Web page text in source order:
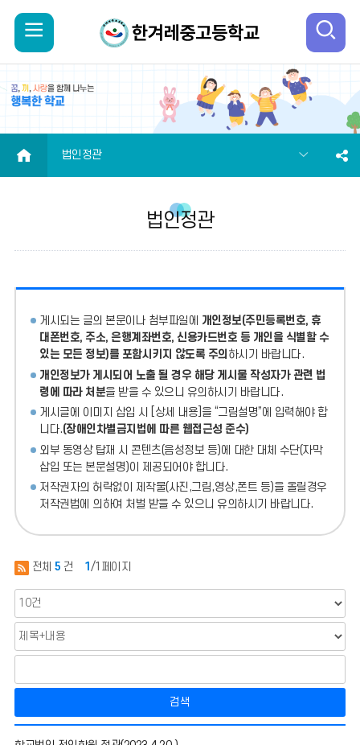
바
일
메
뉴
색
열
기
HOME 법인정관
법인정관
게시되는 글의 본문이나 첨부파일에 개인정보(주민등록번호, 휴
대폰번호, 주소, 은행계좌번호, 신용카드번호 등 개인을 식별할 수
있는 모든 정보)를 포함시키지 않도록 주의 하시기 바랍니다.
개인정보가 게시되어 노출 될 경우 해당 게시물 작성자가 관련 법
령에 따라 처분을 받을 수 있으니 유의하시기 바랍니다.
게시글에 이미지 삽입 시 [상세 내용]을 “그림설명”에 입력해야 합
니다.(장애인차별금지법에 따른 웹접근성 준수)
외부 동영상 탑재 시 콘텐츠(음성정보 등)에 대한 대체 수단(자막
삽입 또는 본문설명)이 제공되어야 합니다.
저작권자의 허락없이 제작물(사진,그림,영상,폰트 등)을 올릴경우
저작권법에 의하여 처벌 받을 수 있으니 유의하시기 바랍니다.
전체 5 건 1 /1페이지
검색